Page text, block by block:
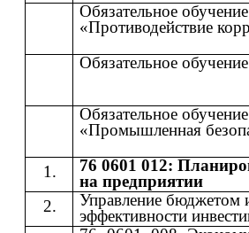
Обязательное
«Противодействие
Обязательное
Обязательное
«Промышленная
76 0601 012:
на предприятии
Управление бюджетом
эффективности